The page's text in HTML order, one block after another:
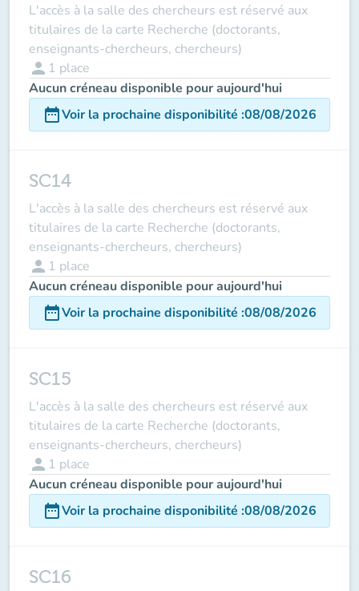
L'accès à la salle des chercheurs est réservé aux
titulaires de la carte Recherche (doctorants,
enseignants-chercheurs, chercheurs)
person 1 place
Aucun créneau disponible pour aujourd'hui
date_rangeVoir la prochaine disponibilité :08/08/2026
SC14
L'accès à la salle des chercheurs est réservé aux
titulaires de la carte Recherche (doctorants,
enseignants-chercheurs, chercheurs)
person 1 place
Aucun créneau disponible pour aujourd'hui
date_rangeVoir la prochaine disponibilité :08/08/2026
SC15
L'accès à la salle des chercheurs est réservé aux
titulaires de la carte Recherche (doctorants,
enseignants-chercheurs, chercheurs)
person 1 place
Aucun créneau disponible pour aujourd'hui
date_rangeVoir la prochaine disponibilité :08/08/2026
SC16